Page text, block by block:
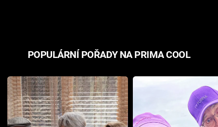
POPULÁRNÍ POŘADY NA PRIMA COOL